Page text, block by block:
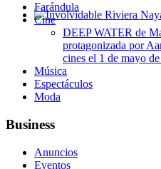
Involvidable Riviera
Farándula
Cine
DEEP WATER de
protagonizada por
cines el 1 de mayo
Música
Espectáculos
Moda
Business
Anuncios
Eventos